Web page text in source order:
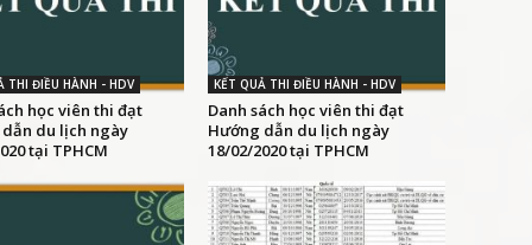
THI ĐIỀU HÀNH - HDV
học viên thi đạt
du lịch ngày
tại TPHCM
KẾT QUẢ THI ĐIỀU HÀNH - HDV
Danh sách học viên thi đạt
Hướng dẫn du lịch ngày
18/02/2020 tại TPHCM